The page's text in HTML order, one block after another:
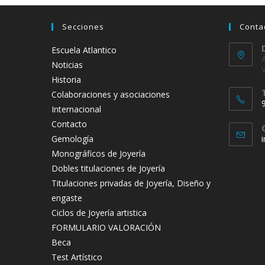
Secciones
Escuela Atlantico
Noticias
Historia
Colaboraciones y asociaciones
Internacional
Contacto
Gemología
Monográficos de Joyería
Dobles titulaciones de Joyería
Titulaciones privadas de Joyería, Diseño y
engaste
Ciclos de Joyería artistica
FORMULARIO VALORACIÓN
Beca
Test Artístico